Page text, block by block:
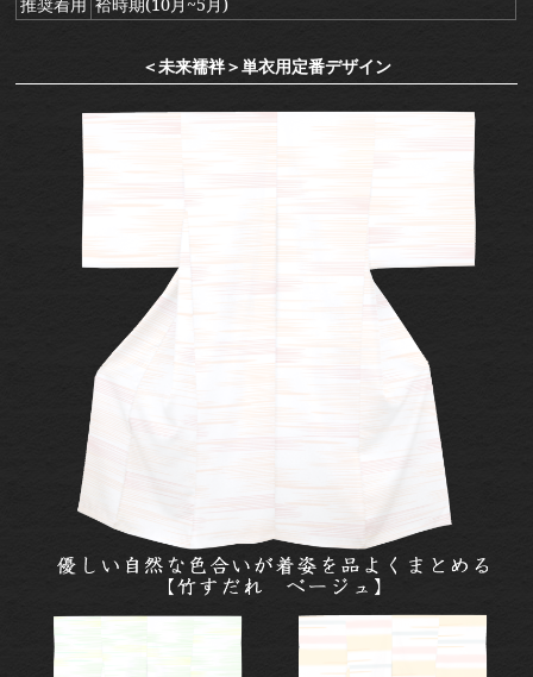
＜未来襦袢＞単衣用定番デザイン